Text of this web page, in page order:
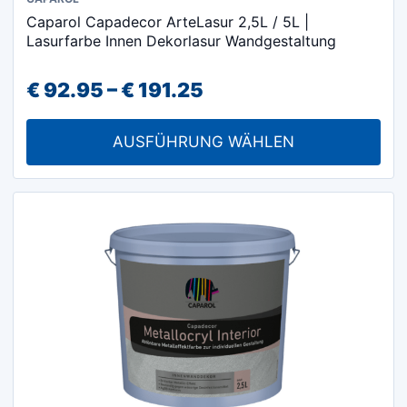
Caparol Capadecor ArteLasur 2,5L / 5L |
Lasurfarbe Innen Dekorlasur Wandgestaltung
€92.95–€191.25
€ 92.95
bis
€ 191.25
AUSFÜHRUNG WÄHLEN
Produkt
weist
Varianten
auf.
können
Produktseite